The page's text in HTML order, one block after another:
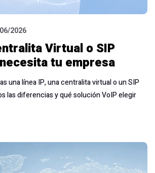
2026
Virtual o SIP
tu empresa
una línea IP, una centralita virtual o un SIP
las diferencias y qué solución VoIP elegir